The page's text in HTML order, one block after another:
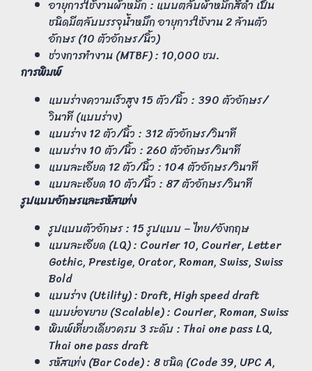
อายุการใช้งานผ้าหมึก : แบบตลับผ้าหมึกสีดำ เป็น
ชนิดมีตลับบรรจุน้ำหมึก อายุการใช้งาน 2 ล้านตัว
อักษร (10 ตัวอักษร/นิ้ว)
ช่วงการทำงาน (MTBF) : 10,000 ชม.
การพิมพ์
แบบร่างความเร็วสูง 15 ตัว/นิ้ว : 390 ตัวอักษร/
วินาที (แบบร่าง)
แบบร่าง 12 ตัว/นิ้ว : 312 ตัวอักษร/วินาที
แบบร่าง 10 ตัว/นิ้ว : 260 ตัวอักษร/วินาที
แบบละเอียด 12 ตัว/นิ้ว : 104 ตัวอักษร/วินาที
แบบละเอียด 10 ตัว/นิ้ว : 87 ตัวอักษร/วินาที
รูปแบบอักษรและรหัสแท่ง
รูปแบบตัวอักษร : 15 รูปแบบ – ไทย/อังกฤษ
แบบละเอียด (LQ) : Courier 10, Courier, Letter
Gothic, Prestige, Orator, Roman, Swiss, Swiss
Bold
แบบร่าง (Utility) : Draft, High speed draft
แบบย่อขยาย (Scalable) : Courier, Roman, Swiss
พิมพ์เที่ยวเดียวครบ 3 ระดับ : Thai one pass LQ,
Thai one pass draft
รหัสแท่ง (Bar Code) : 8 ชนิด (Code 39, UPC A,